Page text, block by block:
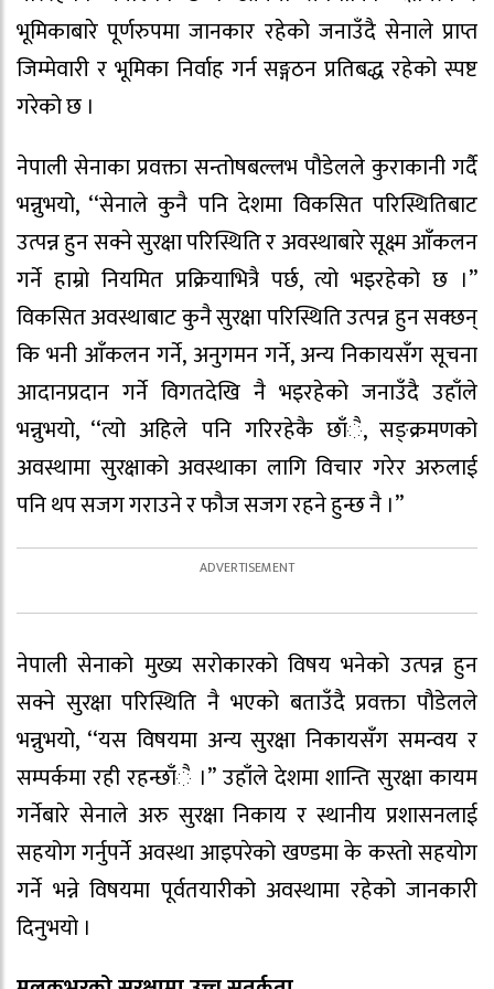
भूमिकाबारे पूर्णरुपमा जानकार रहेको जनाउँदै सेनाले प्राप्त
जिम्मेवारी र भूमिका निर्वाह गर्न सङ्गठन प्रतिबद्ध रहेको स्पष्ट
गरेको छ ।
नेपाली सेनाका प्रवक्ता सन्तोषबल्लभ पौडेलले कुराकानी गर्दै
भन्नुभयो, ‘‘सेनाले कुनै पनि देशमा विकसित परिस्थितिबाट
उत्पन्न हुन सक्ने सुरक्षा परिस्थिति र अवस्थाबारे सूक्ष्म आँकलन
गर्ने हाम्रो नियमित प्रक्रियाभित्रै पर्छ, त्यो भइरहेको छ ।’’
विकसित अवस्थाबाट कुनै सुरक्षा परिस्थिति उत्पन्न हुन सक्छन्
कि भनी आँकलन गर्ने, अनुगमन गर्ने, अन्य निकायसँग सूचना
आदानप्रदान गर्ने विगतदेखि नै भइरहेको जनाउँदै उहाँले
भन्नुभयो, ‘‘त्यो अहिले पनि गरिरहेकै छाँै, सङ्क्रमणको
अवस्थामा सुरक्षाको अवस्थाका लागि विचार गरेर अरुलाई
पनि थप सजग गराउने र फौज सजग रहने हुन्छ नै ।’’
नेपाली सेनाको मुख्य सरोकारको विषय भनेको उत्पन्न हुन
सक्ने सुरक्षा परिस्थिति नै भएको बताउँदै प्रवक्ता पौडेलले
भन्नुभयो, ‘‘यस विषयमा अन्य सुरक्षा निकायसँग समन्वय र
सम्पर्कमा रही रहन्छाँै ।’’ उहाँले देशमा शान्ति सुरक्षा कायम
गर्नेबारे सेनाले अरु सुरक्षा निकाय र स्थानीय प्रशासनलाई
सहयोग गर्नुपर्ने अवस्था आइपरेको खण्डमा के कस्तो सहयोग
गर्ने भन्ने विषयमा पूर्वतयारीको अवस्थामा रहेको जानकारी
दिनुभयो ।